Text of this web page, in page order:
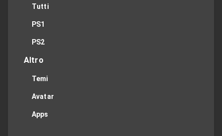
Tutti
PS1
PS2
Altro
Temi
Avatar
Apps